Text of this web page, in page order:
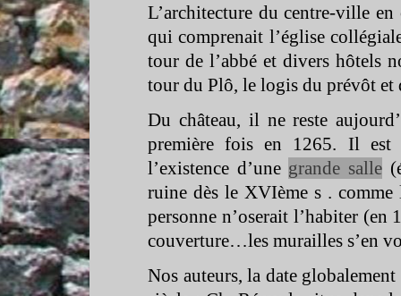
L’architecture du centre-ville en
qui comprenait l’église
tour de l’abbé et divers hôtels
tour du Plô, le logis du prévôt et
Du château, il ne reste
première fois en 1265. Il est
l’existence d’une grande salle
ruine dès le XVIème s . comme
personne n’oserait l’habiter
couverture…les murailles s’en
Nos auteurs, la date